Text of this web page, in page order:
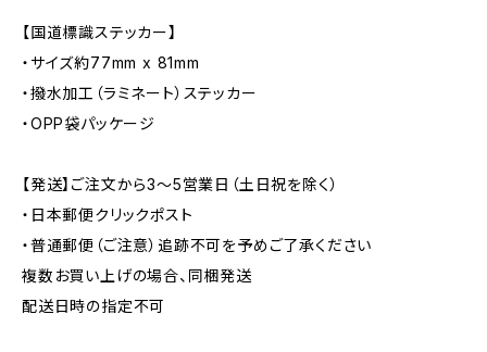
【国道標識ステッカー】
・サイズ約77mm x 81mm
・撥水加工（ラミネート）ステッカー
・OPP袋パッケージ
【発送】ご注文から3〜5営業日（土日祝を除く）
・日本郵便クリックポスト
・普通郵便（ご注意）追跡不可を予めご了承ください
複数お買い上げの場合、同梱発送
配送日時の指定不可